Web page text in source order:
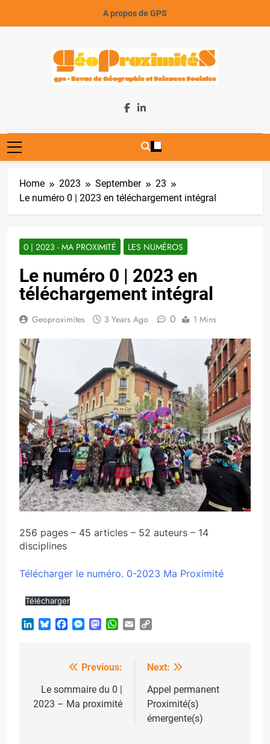
A propos de GPS
GeoProximiteS
Home 2023 September
23
Le numéro 0 | 2023 en téléchargement intégral
0 | 2023 - MA PROXIMITÉ LES NUMÉROS
Le numéro 0 | 2023 en
téléchargement intégral
Geoproximites 3 Years Ago 0 1 Mins
256 pages – 45 articles – 52 auteurs – 14
disciplines
Télécharger le numéro. 0-2023 Ma Proximité
Télécharger
LinkedInBlueskyFacebook
Messenger
Mastodon
WhatsApp
Email
navigation
Previous:
Le sommaire du 0 |
2023 – Ma proximité
Next:
Appel permanent
Proximité(s)
émergente(s)